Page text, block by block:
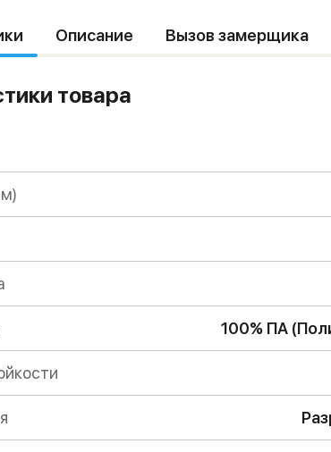
Описание Вызов замерщика
товара
100% ПА